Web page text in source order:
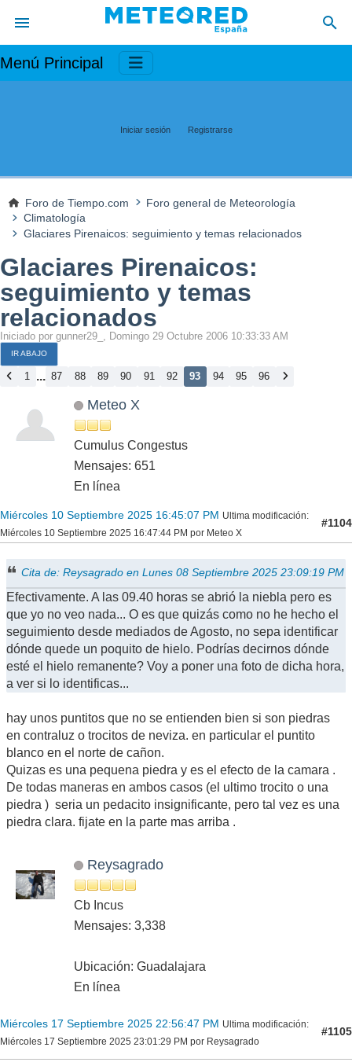
Menú Principal
Iniciar sesión Registrarse
Foro de Tiempo.com
Foro general de Meteorología
Climatología
Glaciares Pirenaicos: seguimiento y temas relacionados
Glaciares Pirenaicos:
seguimiento y temas
relacionados
Iniciado por gunner29_, Domingo 29 Octubre 2006 10:33:33 AM
IR ABAJO
1 ... 87 88 89 90 91 92 93 94 95 96
Meteo X
Cumulus Congestus
Mensajes: 651
En línea
Miércoles 10 Septiembre 2025 16:45:07 PM Ultima modificación:
Miércoles 10 Septiembre 2025 16:47:44 PM por Meteo X
#1104
Cita de: Reysagrado en Lunes 08 Septiembre 2025 23:09:19 PM
Efectivamente. A las 09.40 horas se abrió la niebla pero es
que yo no veo nada... O es que quizás como no he hecho el
seguimiento desde mediados de Agosto, no sepa identificar
dónde quede un poquito de hielo. Podrías decirnos dónde
esté el hielo remanente? Voy a poner una foto de dicha hora,
a ver si lo identificas...
hay unos puntitos que no se entienden bien si son piedras
en contraluz o trocitos de neviza. en particular el puntito
blanco en el norte de cañon.
Quizas es una pequena piedra y es el efecto de la camara .
De todas maneras en ambos casos (el ultimo trocito o una
piedra ) seria un pedacito insignificante, pero tal vez es una
piedra clara. fijate en la parte mas arriba .
Reysagrado
Cb Incus
Mensajes: 3,338
Ubicación: Guadalajara
En línea
Miércoles 17 Septiembre 2025 22:56:47 PM Ultima modificación:
Miércoles 17 Septiembre 2025 23:01:29 PM por Reysagrado
#1105